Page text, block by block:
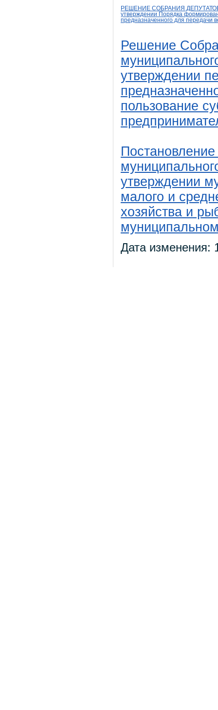
РЕШЕНИЕ СОБРАНИЯ
утверждении Порядка
предназначенного для передачи
Решение
утверждении
пользование
утверждении
малого и
хозяйства и
Дата изменения: